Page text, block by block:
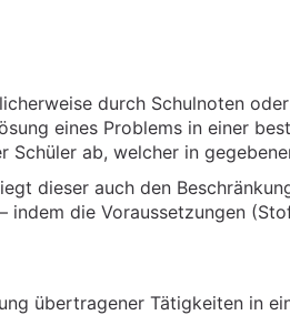
durch Schulnoten
eines Problems in einer
Schüler ab, welcher in
dieser auch den
indem die Voraussetzungen
übertragener Tätigkeiten in